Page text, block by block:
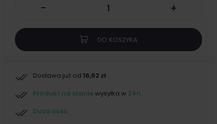
- +
DO KOSZYKA
Dostawa już od 16,62 zł
Produkt na staniewysyłka w 24h
Duża ilość